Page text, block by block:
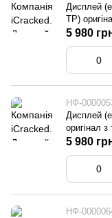
Дисплей
TP)
5 980
НФ-
Дисплей
оригінал
5 980
НФ-